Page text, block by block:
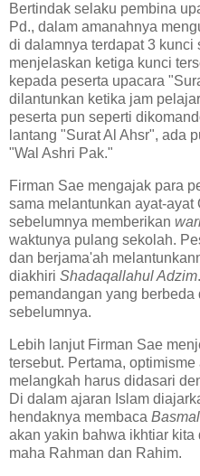
Bertindak selaku pembina
Pd., dalam amanahnya
di dalamnya terdapat 3
menjelaskan ketiga kunci
kepada peserta upacara
dilantunkan ketika jam
peserta pun seperti
lantang "Surat Al Ahsr", ada
"Wal Ashri Pak."
Firman Sae mengajak para
sama melantunkan ayat-ayat
sebelumnya memberikan
waktunya pulang sekolah.
dan berjama'ah
diakhiri Shadaqallahul Adzim
pemandangan yang berbeda
sebelumnya.
Lebih lanjut Firman Sae
tersebut. Pertama, optimisme
melangkah harus didasari
Di dalam ajaran Islam
hendaknya membaca
akan yakin bahwa ikhtiar
maha Rahman dan Rahim.